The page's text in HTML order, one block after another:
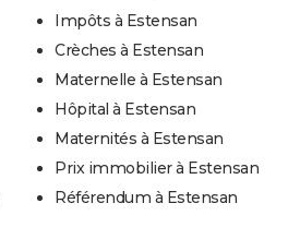
Impôts à Estensan
Crèches à Estensan
Maternelle à Estensan
Hôpital à Estensan
Maternités à Estensan
Prix immobilier à Estensan
Référendum à Estensan